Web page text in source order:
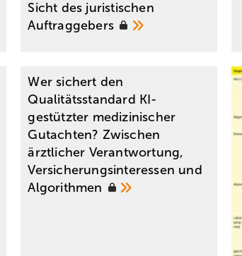
Sicht des juristischen
Auftraggebers
Wer sichert den
Qualitätsstandard KI-
gestützter ­medizinischer
Gutachten? Zwischen
ärztlicher Verant­wortung,
Versicherungsinteressen und
Algorithmen